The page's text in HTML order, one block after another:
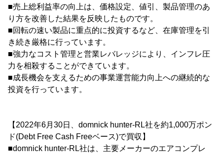
■売上総利益率の向上は、価格設定、値引、製品管理のあ
り方を改善した結果を反映したものです。
■回転の速い製品に重点的に投資するなど、在庫管理を引
き続き厳格に行っています。
■強力なコスト管理と営業レバレッジにより、インフレ圧
力を相殺することができています。
■成長機会を支えるための事業運営能力向上への継続的な
投資を行っています。
【2022年6月30日、domnick hunter-RL社を約1,000万ポン
ド(Debt Free Cash Freeベース)で買収】
■domnick hunter-RL社は、主要メーカーのエアコンプレ